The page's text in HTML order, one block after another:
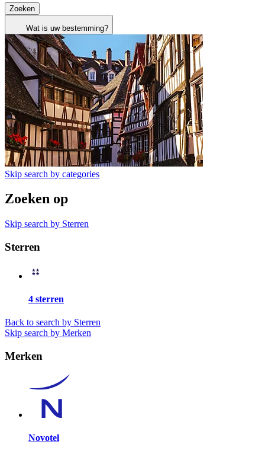
Zoeken
Wat is uw bestemming?
Skip search by categories
Zoeken op
Skip search by Sterren
Sterren
4 sterren
Back to search by Sterren
Skip search by Merken
Merken
Novotel